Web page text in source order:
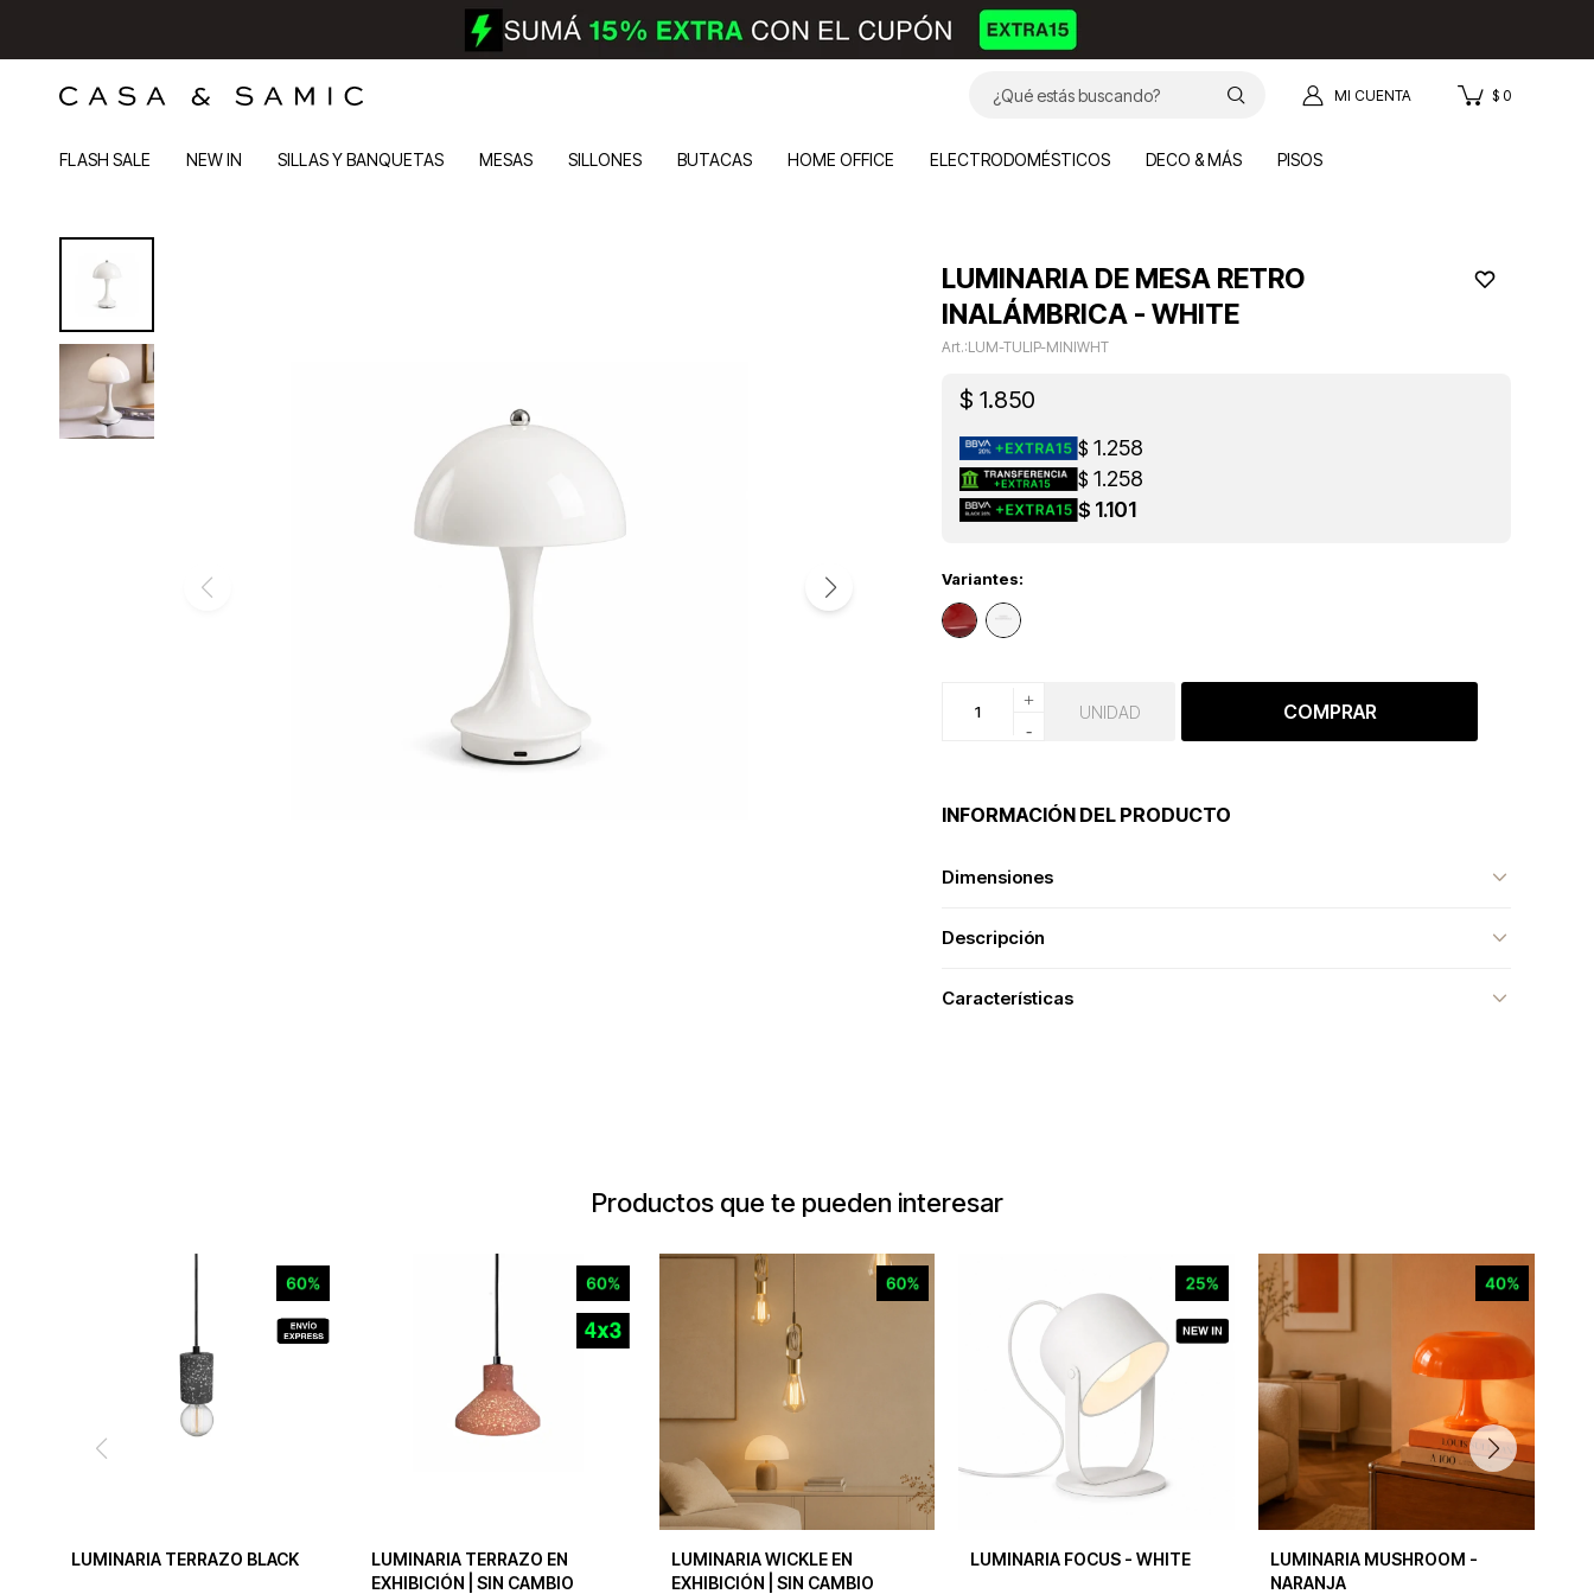
FLASH SALE NEW IN SILLAS Y BANQUETAS MESAS SILLONES BUTACAS HOME OFFICE ELECTRODOMÉSTICOS DECO & MÁS PISOS
$ 0
LUMINARIA DE MESA RETRO
INALÁMBRICA - WHITE
LUM-TULIP-MINIWHT
$ 1.850
$ 1.258
$ 1.258
$ 1.101
Variantes:
+
-
UNIDAD COMPRAR
INFORMACIÓN DEL PRODUCTO
Dimensiones
Descripción
Características
Productos que te pueden interesar
LUMINARIA TERRAZO BLACK
LUMINARIA TERRAZO EN
EXHIBICIÓN | SIN CAMBIO
LUMINARIA WICKLE EN
EXHIBICIÓN | SIN CAMBIO
LUMINARIA FOCUS - WHITE
LUMINARIA MUSHROOM -
NARANJA